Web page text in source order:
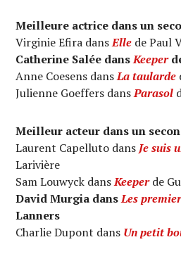
Meilleure actrice dans un
Virginie Efira dansElle de Paul
Catherine Salée dansKeeper
Anne Coesens dansLa taularde
Julienne Goeffers dansParasol
Meilleur acteur dans un
Laurent Capelluto dans Je suis
Larivière
Sam Louwyck dansKeeperde
David Murgia dansLes
Lanners
Charlie Dupont dans Un petit